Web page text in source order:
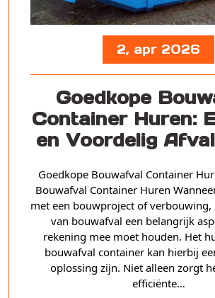
2, apr 2026
Goedkope
Container Huren:
en Voordelig
Goedkope Bouwafval Container
Bouwafval Container Huren
met een bouwproject of verbouwing,
van bouwafval een belangrijk
rekening mee moet houden. Het
bouwafval container kan hierbij
oplossing zijn. Niet alleen zorgt
efficiënte…